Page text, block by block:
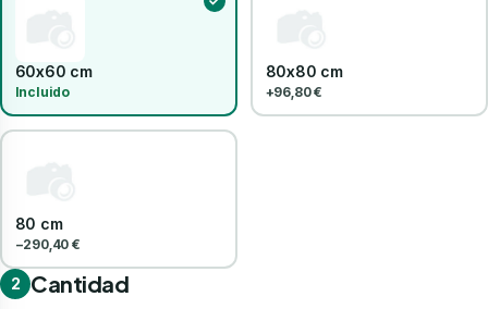
60x60 cm
Incluido
80x80 cm
+96,80 €
80 cm
−290,40 €
2 Cantidad